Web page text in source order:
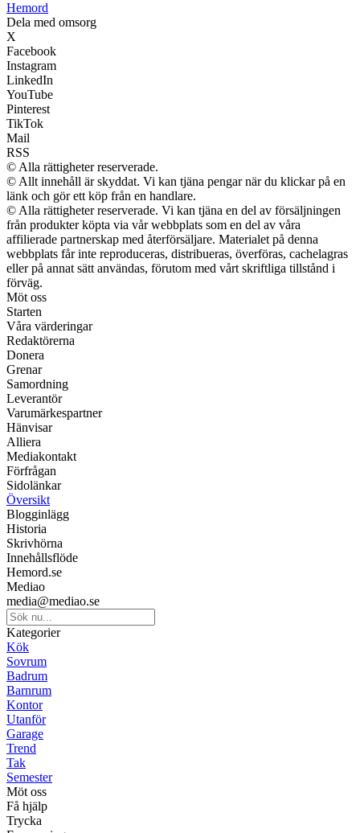
Hemord
Dela med omsorg
X
Facebook
Instagram
LinkedIn
YouTube
Pinterest
TikTok
Mail
RSS
© Alla rättigheter reserverade.
© Allt innehåll är skyddat. Vi kan tjäna pengar när du klickar på en
länk och gör ett köp från en handlare.
© Alla rättigheter reserverade. Vi kan tjäna en del av försäljningen
från produkter köpta via vår webbplats som en del av våra
affilierade partnerskap med återförsäljare. Materialet på denna
webbplats får inte reproduceras, distribueras, överföras, cachelagras
eller på annat sätt användas, förutom med vårt skriftliga tillstånd i
förväg.
Möt oss
Starten
Våra värderingar
Redaktörerna
Donera
Grenar
Samordning
Leverantör
Varumärkespartner
Hänvisar
Alliera
Mediakontakt
Förfrågan
Sidolänkar
Översikt
Blogginlägg
Historia
Skrivhörna
Innehållsflöde
Hemord.se
Mediao
media@mediao.se
Kategorier
Kök
Sovrum
Badrum
Barnrum
Kontor
Utanför
Garage
Trend
Tak
Semester
Möt oss
Få hjälp
Trycka